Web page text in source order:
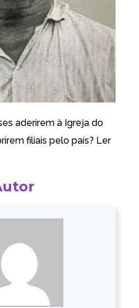
aderirem à Igreja do
filiais pelo país? Ler